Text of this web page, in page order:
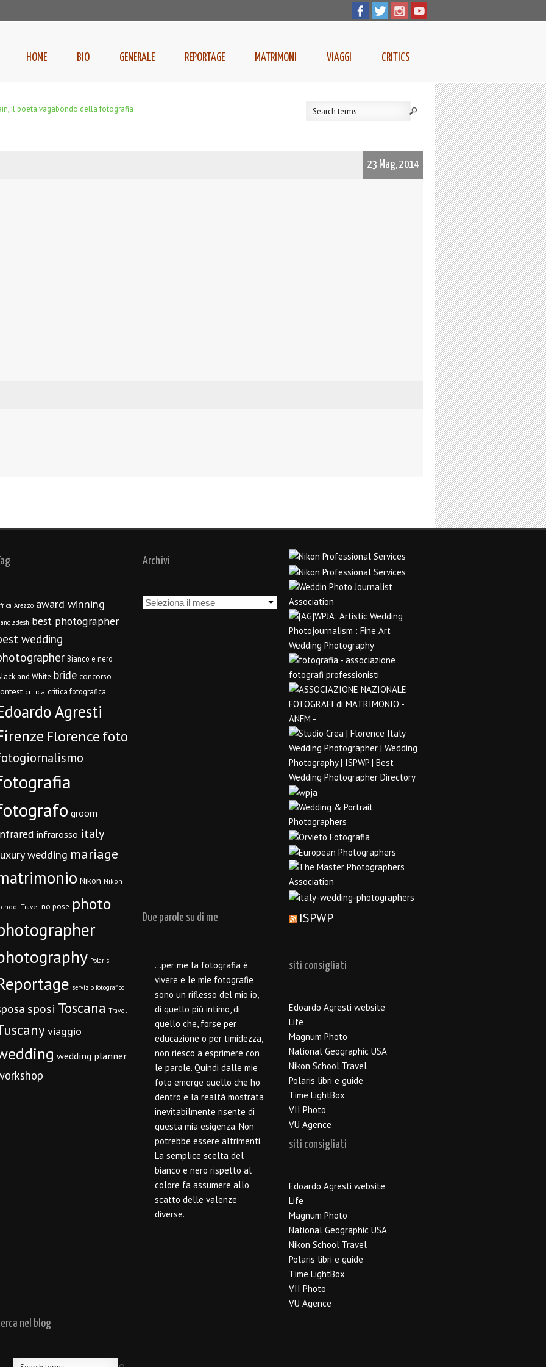
HOME BIO GENERALE REPORTAGE MATRIMONI VIAGGI CRITICS
il poeta vagabondo della fotografia
23 Mag, 2014
Arezzo award winning
best photographer
wedding
Bianco e nero
and White bride concorso
critica critica fotografica
Agresti
Florencefoto
groom
infrarosso italy
wedding mariage
Nikon Nikon
Travel no pose photo
Polaris
servizio fotografico
sposi Toscana Travel
viaggio
wedding planner
Archivi
Archivi
Due parole su di me
…per me la fotografia è
vivere e le mie fotografie
sono un riflesso del mio io,
di quello più intimo, di
quello che, forse per
educazione o per timidezza,
non riesco a esprimere con
le parole. Quindi dalle mie
foto emerge quello che ho
dentro e la realtà mostrata
inevitabilmente risente di
questa mia esigenza. Non
potrebbe essere altrimenti.
La semplice scelta del
bianco e nero rispetto al
colore fa assumere allo
scatto delle valenze
diverse.
ISPWP
siti consigliati
Edoardo Agresti website
Life
Magnum Photo
National Geographic USA
Nikon School Travel
Polaris libri e guide
Time LightBox
VII Photo
VU Agence
siti consigliati
Edoardo Agresti website
Life
Magnum Photo
National Geographic USA
Nikon School Travel
Polaris libri e guide
Time LightBox
VII Photo
VU Agence
nel blog